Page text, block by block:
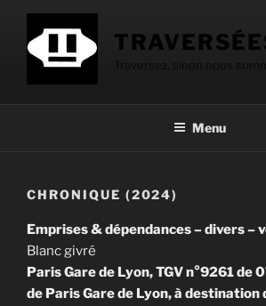
Aller
contenu
Menu
CHRONIQUE (2024)
Emprises & dépendances – divers –
Blanc givré
Paris Gare de Lyon, TGV n°9261 de
de Paris Gare de Lyon, à destination